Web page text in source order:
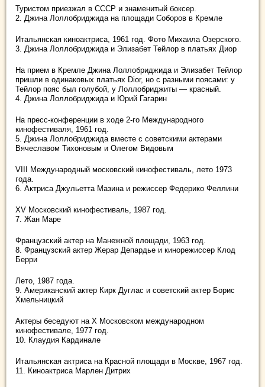
Туристом приезжал в СССР и знаменитый боксер.
2. Джина Лоллобриджида на площади Соборов в Кремле
Итальянская киноактриса, 1961 год. Фото Михаила Озерского.
3. Джина Лоллобриджида и Элизабет Тейлор в платьях Диор
На прием в Кремле Джина Лоллобриджида и Элизабет Тейлор
пришли в одинаковых платьях Dior, но с разными поясами: у
Тейлор пояс был голубой, у Лоллобриджиты — красный.
4. Джина Лоллобриджида и Юрий Гагарин
На пресс-конференции в ходе 2-го Международного
кинофестиваля, 1961 год.
5. Джина Лоллобриджида вместе с советскими актерами
Вячеславом Тихоновым и Олегом Видовым
VIII Международный московский кинофестиваль, лето 1973
года.
6. Актриса Джульетта Мазина и режиссер Федерико Феллини
XV Московский кинофестиваль, 1987 год.
7. Жан Маре
Французский актер на Манежной площади, 1963 год.
8. Французский актер Жерар Депардье и кинорежиссер Клод
Берри
Лето, 1987 года.
9. Американский актер Кирк Дуглас и советский актер Борис
Хмельницкий
Актеры беседуют на X Московском международном
кинофестивале, 1977 год.
10. Клаудия Кардинале
Итальянская актриса на Красной площади в Москве, 1967 год.
11. Киноактриса Марлен Дитрих